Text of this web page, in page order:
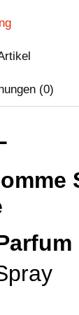
(0)